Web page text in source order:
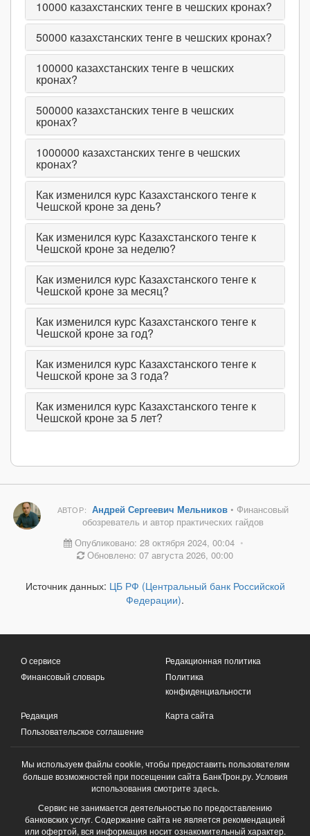
10000 казахстанских тенге в чешских кронах?
50000 казахстанских тенге в чешских кронах?
100000 казахстанских тенге в чешских
кронах?
500000 казахстанских тенге в чешских
кронах?
1000000 казахстанских тенге в чешских
кронах?
Как изменился курс Казахстанского тенге к
Чешской кроне за день?
Как изменился курс Казахстанского тенге к
Чешской кроне за неделю?
Как изменился курс Казахстанского тенге к
Чешской кроне за месяц?
Как изменился курс Казахстанского тенге к
Чешской кроне за год?
Как изменился курс Казахстанского тенге к
Чешской кроне за 3 года?
Как изменился курс Казахстанского тенге к
Чешской кроне за 5 лет?
АВТОР: Андрей Сергеевич Мельников• Финансовый
обозреватель и автор практических гайдов
Опубликовано: 28 октября 2024, 00:04 •
Обновлено: 07 августа 2026, 00:00
Источник данных: ЦБ РФ (Центральный банк Российской
Федерации).
О сервисе
Финансовый словарь
Редакционная политика
Политика
конфиденциальности
Редакция
Пользовательское соглашение
Карта сайта
Мы используем файлы cookie, чтобы предоставить пользователям
больше возможностей при посещении сайта БанкТрон.ру. Условия
использования смотрите здесь.
Сервис не занимается деятельностью по предоставлению
банковских услуг. Содержание сайта не является рекомендацией
или офертой, вся информация носит ознакомительный характер.